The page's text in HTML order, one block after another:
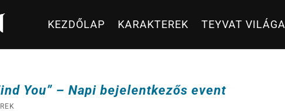
KEZDŐLAP KARAKTEREK TEYVAT VILÁGA
You” – Napi bejelentkezős event